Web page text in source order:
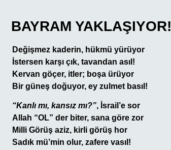
BAYRAM YAKLAŞIYOR!
Değişmez kaderin, hükmü yürüyor
İstersen karşı çık, tavandan asıl!
Kervan göçer, itler; boşa ürüyor
Bir güneş doğuyor, ey zulmet basıl!
“Kanlı mı, kansız mı?”, İsrail’e sor
Allah “OL” der biter, sana göre zor
Milli Görüş aziz, kirli görüş hor
Sadık mü’min olur, zafere vasıl!